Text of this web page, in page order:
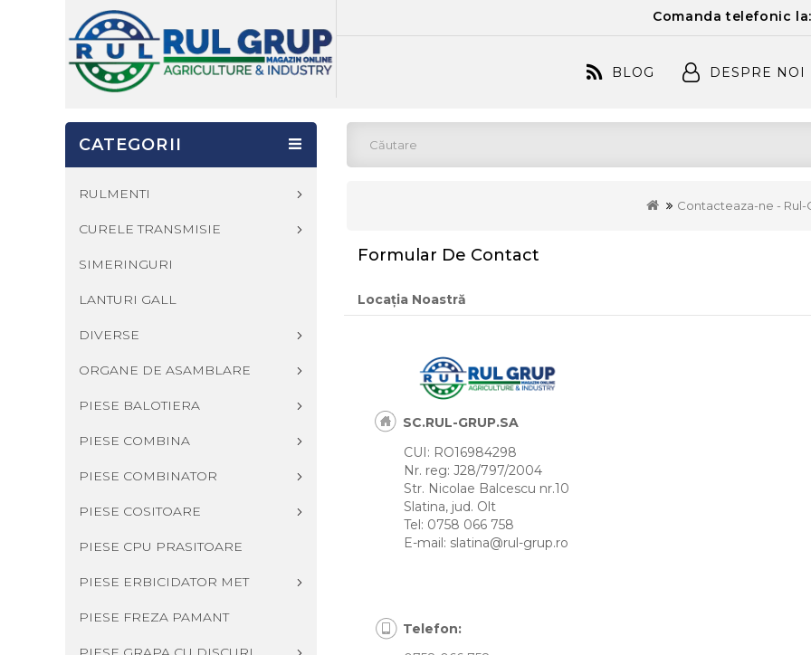
Comanda telefonic la:
BLOG DESPRE NOI
Contacteaza-ne - Rul-
CATEGORII
RULMENTI
CURELE TRANSMISIE
SIMERINGURI
LANTURI GALL
DIVERSE
ORGANE DE ASAMBLARE
PIESE BALOTIERA
PIESE COMBINA
PIESE COMBINATOR
PIESE COSITOARE
PIESE CPU PRASITOARE
PIESE ERBICIDATOR MET
PIESE FREZA PAMANT
Formular De Contact
Locația Noastră
SC.RUL-GRUP.SA
CUI: RO16984298
Nr. reg: J28/797/2004
Str. Nicolae Balcescu nr.10
Slatina, jud. Olt
Tel: 0758 066 758
E-mail: slatina@rul-grup.ro
Telefon: